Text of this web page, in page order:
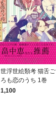
浮世絵類考 猫舌ご
ろも恋のうち 1巻
1,100